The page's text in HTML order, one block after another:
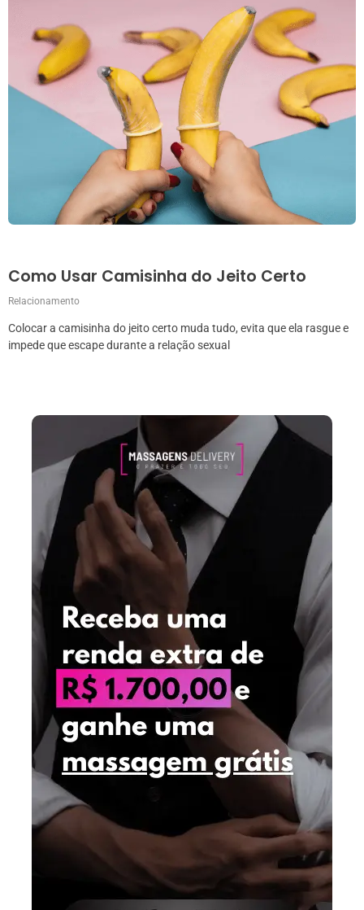
Como Usar Camisinha do Jeito Certo
Relacionamento
Colocar a camisinha do jeito certo muda tudo, evita que ela rasgue e
impede que escape durante a relação sexual